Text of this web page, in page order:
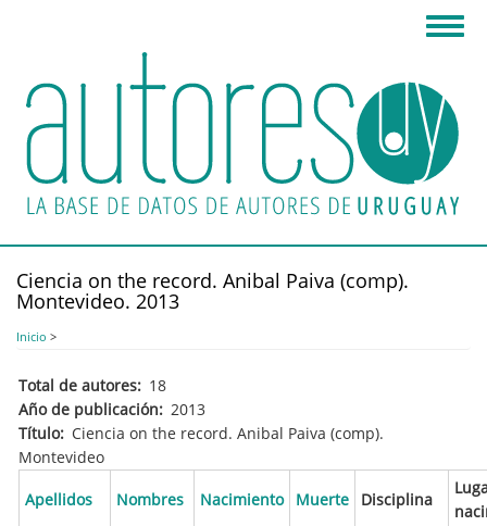
principal
Ciencia on the record. Anibal Paiva (comp).
Montevideo. 2013
Inicio >
Total de autores
18
Año de publicación
2013
Título
Ciencia on the record. Anibal Paiva (comp).
Montevideo
Apellidos Nombres Nacimiento Muerte Disciplina